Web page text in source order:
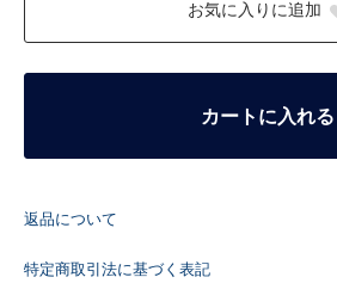
お気に入りに追加
カートに入れる
返品について
特定商取引法に基づく表記